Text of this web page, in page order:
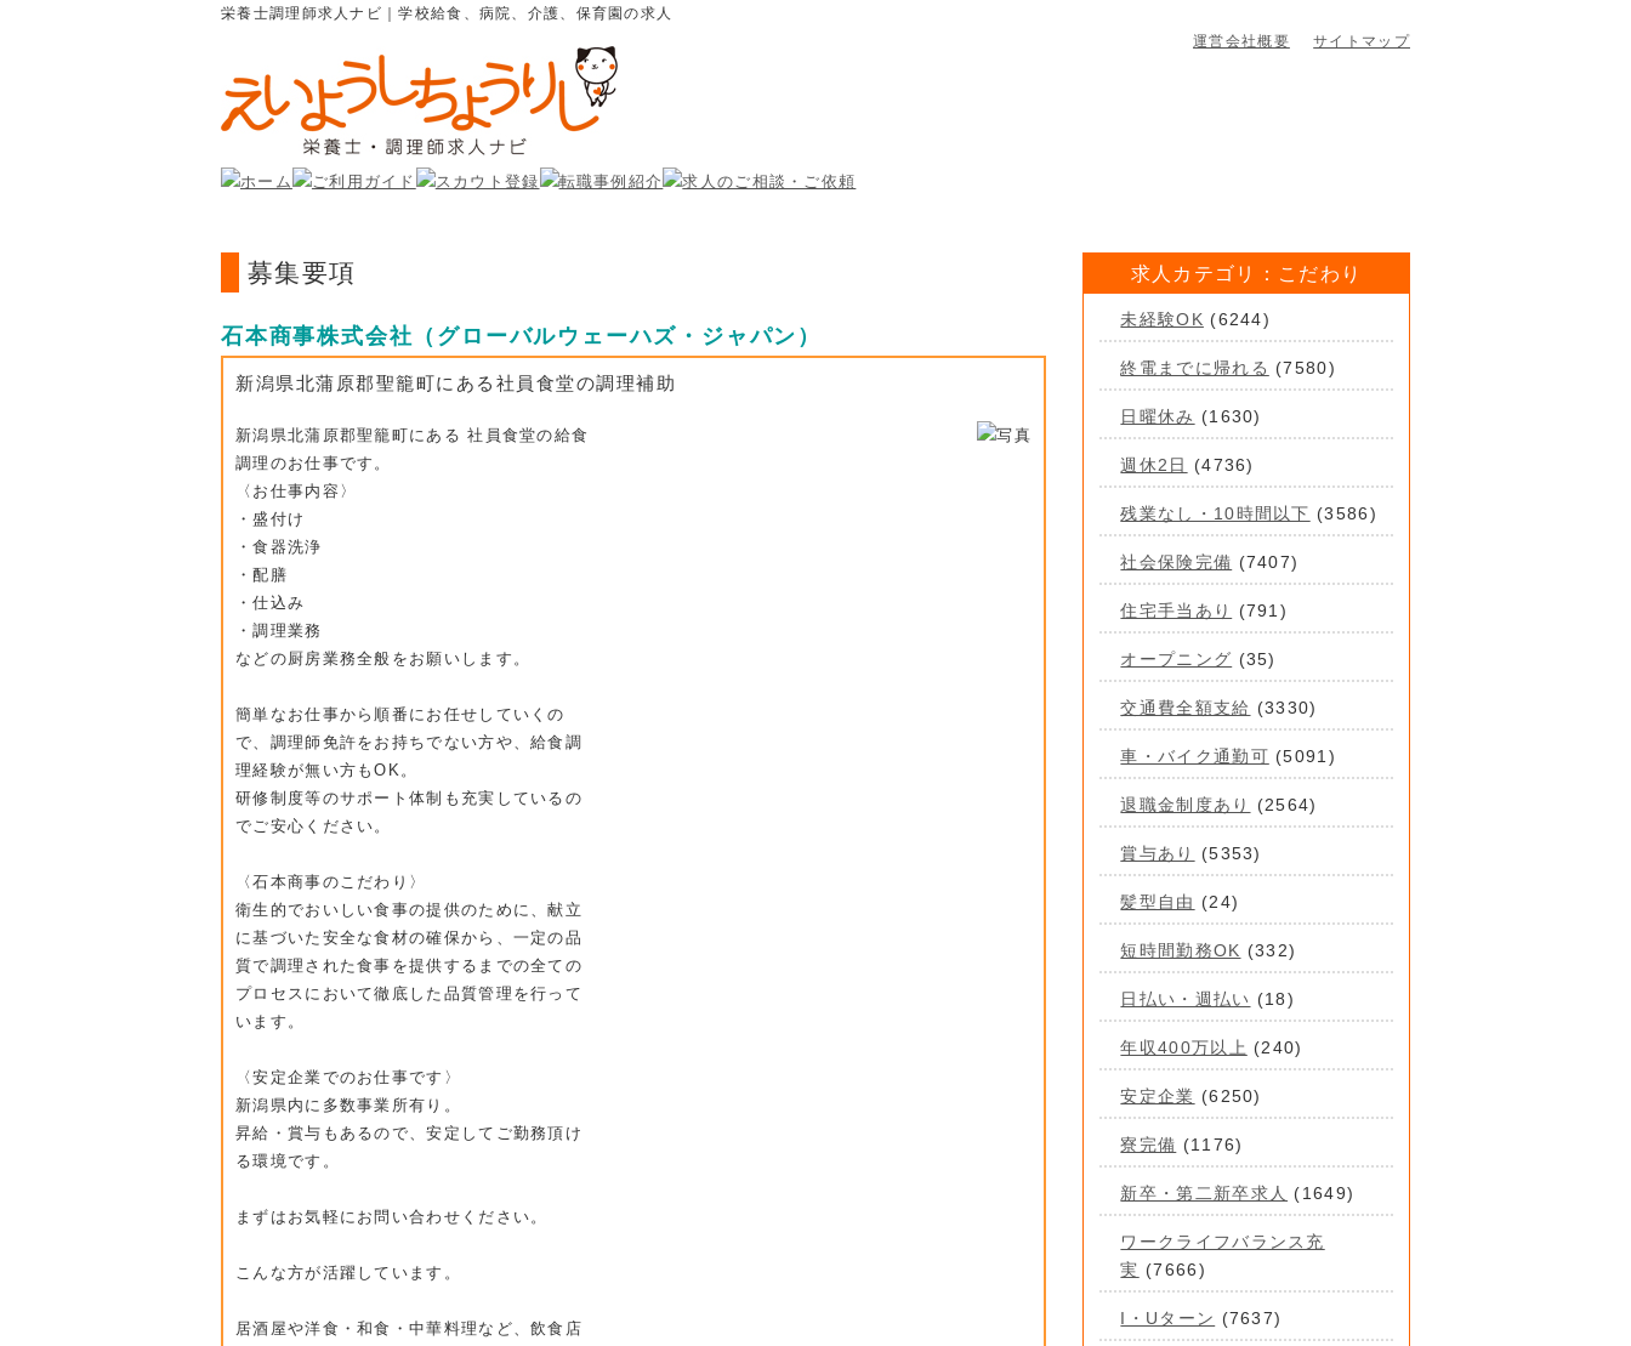
栄養士調理師求人ナビ｜学校給食、病院、介護、保育園の求人
運営会社概要
サイトマップ
募集要項
石本商事株式会社（グローバルウェーハズ・ジャパン）
新潟県北蒲原郡聖籠町にある社員食堂の調理補助
新潟県北蒲原郡聖籠町にある 社員食堂の給食
調理のお仕事です。
〈お仕事内容〉
・盛付け
・食器洗浄
・配膳
・仕込み
・調理業務
などの厨房業務全般をお願いします。
簡単なお仕事から順番にお任せしていくの
で、調理師免許をお持ちでない方や、給食調
理経験が無い方もOK。
研修制度等のサポート体制も充実しているの
でご安心ください。
〈石本商事のこだわり〉
衛生的でおいしい食事の提供のために、献立
に基づいた安全な食材の確保から、一定の品
質で調理された食事を提供するまでの全ての
プロセスにおいて徹底した品質管理を行って
います。
〈安定企業でのお仕事です〉
新潟県内に多数事業所有り。
昇給・賞与もあるので、安定してご勤務頂け
る環境です。
まずはお気軽にお問い合わせください。
こんな方が活躍しています。
居酒屋や洋食・和食・中華料理など、飲食店
求人カテゴリ：こだわり
未経験OK (6244)
終電までに帰れる (7580)
日曜休み (1630)
週休2日 (4736)
残業なし・10時間以下 (3586)
社会保険完備 (7407)
住宅手当あり (791)
オープニング (35)
交通費全額支給 (3330)
車・バイク通勤可 (5091)
退職金制度あり (2564)
賞与あり (5353)
髪型自由 (24)
短時間勤務OK (332)
日払い・週払い (18)
年収400万以上 (240)
安定企業 (6250)
寮完備 (1176)
新卒・第二新卒求人 (1649)
ワークライフバランス充
実 (7666)
I・Uターン (7637)